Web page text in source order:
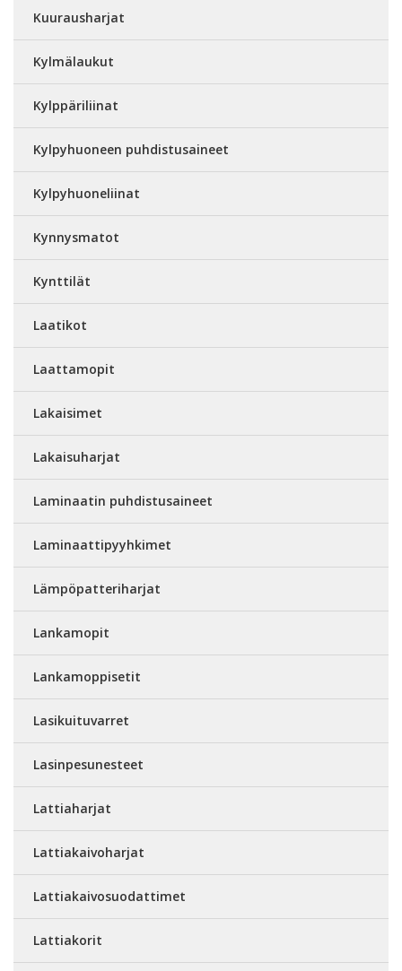
Kuurausharjat
Kylmälaukut
Kylppäriliinat
Kylpyhuoneen puhdistusaineet
Kylpyhuoneliinat
Kynnysmatot
Kynttilät
Laatikot
Laattamopit
Lakaisimet
Lakaisuharjat
Laminaatin puhdistusaineet
Laminaattipyyhkimet
Lämpöpatteriharjat
Lankamopit
Lankamoppisetit
Lasikuituvarret
Lasinpesunesteet
Lattiaharjat
Lattiakaivoharjat
Lattiakaivosuodattimet
Lattiakorit